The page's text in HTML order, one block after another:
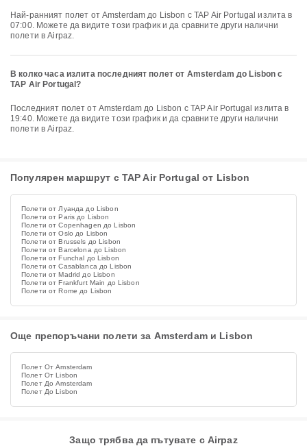
Най-ранният полет от Amsterdam до Lisbon с TAP Air Portugal излита в
07:00. Можете да видите този график и да сравните други налични
полети в Airpaz.
В колко часа излита последният полет от Amsterdam до Lisbon с
TAP Air Portugal?
Последният полет от Amsterdam до Lisbon с TAP Air Portugal излита в
19:40. Можете да видите този график и да сравните други налични
полети в Airpaz.
Популярен маршрут с TAP Air Portugal от Lisbon
Полети от Луанда до Lisbon
Полети от Paris до Lisbon
Полети от Copenhagen до Lisbon
Полети от Oslo до Lisbon
Полети от Brussels до Lisbon
Полети от Barcelona до Lisbon
Полети от Funchal до Lisbon
Полети от Casablanca до Lisbon
Полети от Madrid до Lisbon
Полети от Frankfurt Main до Lisbon
Полети от Rome до Lisbon
Още препоръчани полети за Amsterdam и Lisbon
Полет От Amsterdam
Полет От Lisbon
Полет До Amsterdam
Полет До Lisbon
Защо трябва да пътувате с Airpaz